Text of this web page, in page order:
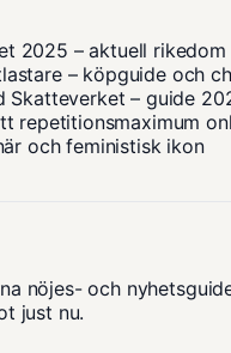
2025 – aktuell
– köpguide och
Skatteverket – guide
repetitionsmaximum
och feministisk ikon
nöjes- och
just nu.